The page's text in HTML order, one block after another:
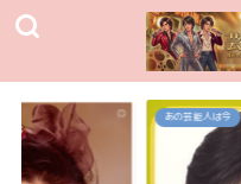
あの芸能人は今